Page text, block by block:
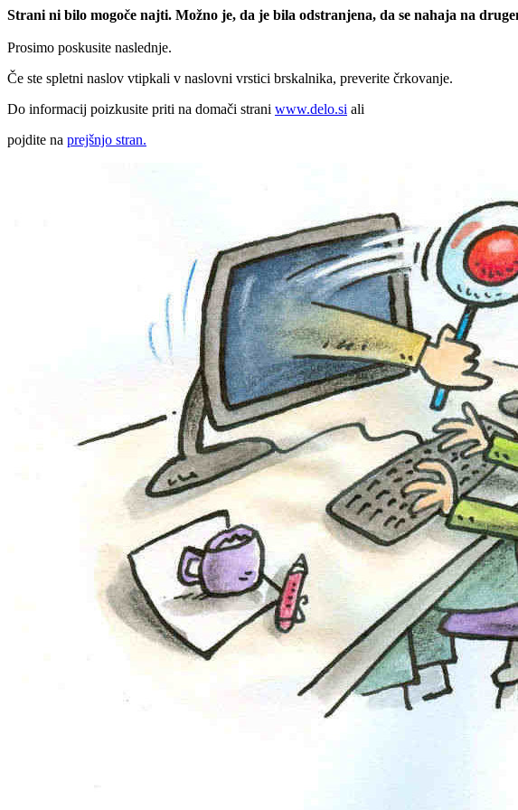
Strani ni bilo mogoče najti. Možno je, da je bila odstranjena, da se nahaja na
Prosimo poskusite naslednje.
Če ste spletni naslov vtipkali v naslovni vrstici brskalnika, preverite črkovanje.
Do informacij poizkusite priti na domači strani www.delo.si ali
pojdite na prejšnjo stran.